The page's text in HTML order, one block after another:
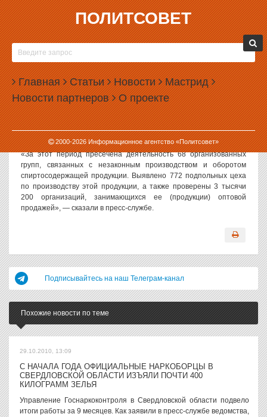
ПОЛИТСОВЕТ
Главная Статьи Новости Мастрид
Новости партнеров О проекте
2000-2026Информационное агентство «Политсовет»
30.10.2006, 13:09
ИЗЪЯТО ¼ МИЛЛИАРДА ЛИТРОВ «ПАЛЕНОГО»
СПИРТА
Политсовет,30.10.2006. За девять месяцев 2006 года
правоохранительные органы России изъяли из незаконного
оборота более 2,5 миллионов литров этилового спирта,
сообщили в пресс-службе департамента экономической
безопасности МВД РФ.
«За этот период пресечена деятельность 68 организованных
групп, связанных с незаконным производством и оборотом
спиртосодержащей продукции. Выявлено 772 подпольных цеха
по производству этой продукции, а также проверены 3 тысячи
200 организаций, занимающихся ее (продукции) оптовой
продажей», — сказали в пресс-службе.
Подписывайтесь на наш Телеграм-канал
Похожие новости по теме
29.10.2010, 13:09
С НАЧАЛА ГОДА ОФИЦИАЛЬНЫЕ НАРКОБОРЦЫ В
СВЕРДЛОВСКОЙ ОБЛАСТИ ИЗЪЯЛИ ПОЧТИ 400
КИЛОГРАММ ЗЕЛЬЯ
Управление Госнаркоконтроля в Свердловской области подвело
итоги работы за 9 месяцев. Как заявили в пресс-службе ведомства,